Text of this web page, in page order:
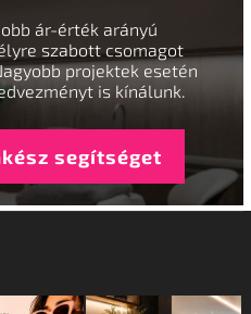
ár-érték arányú
szabott csomagot
projektek esetén
is kínálunk.
segítséget